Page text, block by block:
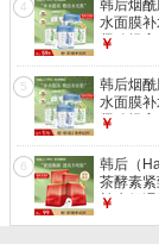
石榴红
4
韩后烟
水面膜
紧致提亮
推荐】
30片
￥
5
韩后烟
水面膜
紧致提亮
囤货】
60片
￥
6
韩后（
茶酵素
补水保湿
￥